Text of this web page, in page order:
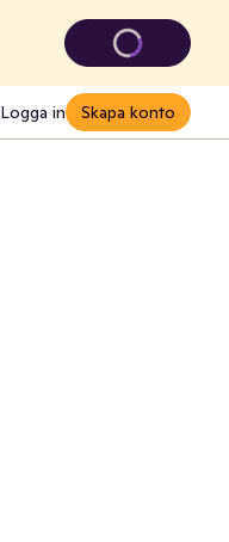
Logga in Skapa konto